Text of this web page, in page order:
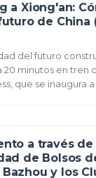
a Xiong'an:
de China
del futuro
20 minutos en tren
que se inaugura a
a través
de Bolsos
y los